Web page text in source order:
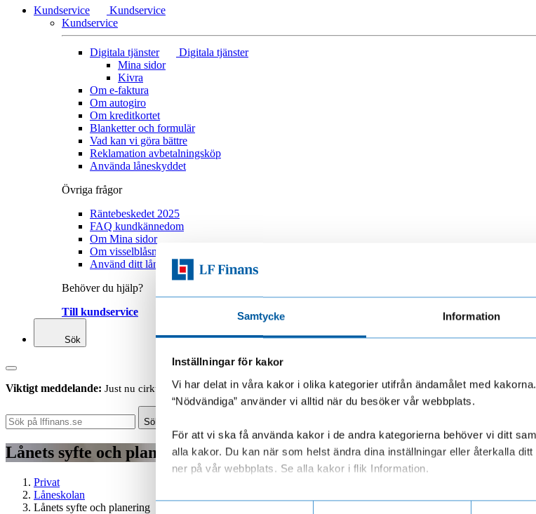
Samtycke Information
Inställningar för kakor
Vi har delat in våra kakor i olika kategorier utifrån ändamålet med
“Nödvändiga” använder vi alltid när du besöker vår webbplats.
För att vi ska få använda kakor i de andra kategorierna behöver vi ditt
alla kakor. Du kan när som helst ändra dina inställningar eller återkalla
ner på vår webbplats. Se alla kakor i flik Information.
Läs mer om hur vi behandlar personuppgifter när du besöker vår
Kundservice
Kundservice
Kundservice
Digitala tjänster
Digitala tjänster
Mina sidor
Kivra
Om e-faktura
Om autogiro
Om kreditkortet
Blanketter och formulär
Vad kan vi göra bättre
Reklamation avbetalningsköp
Använda låneskyddet
Övriga frågor
Räntebeskedet 2025
FAQ kundkännedom
Om Mina sidor
Om visselblåsning
Använd ditt låneskydd
Behöver du hjälp?
Till kundservice
Sök
Viktigt meddelande: Just nu cirkulerar falska sms som ser ut att komma frånLF Finans.Så skyddar du dig >
Sök
Lånets syfte och planering
Privat
Låneskolan
Lånets syfte och planering